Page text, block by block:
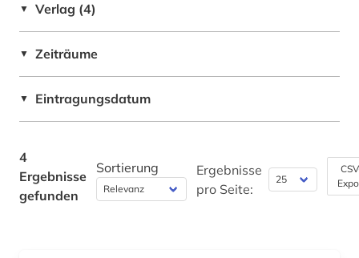
Sondersammelgebiete an deutschen
Bibliotheken (0)
Sport (0)
Virtuelle Fachbibliotheken (0)
▼ Verlag (4)
▼ Zeiträume
▼ Eintragungsdatum
4
Ergebnisse
gefunden
Sortierung
Ergebnisse
pro Seite: